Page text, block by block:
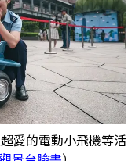
愛的電動小飛機等活